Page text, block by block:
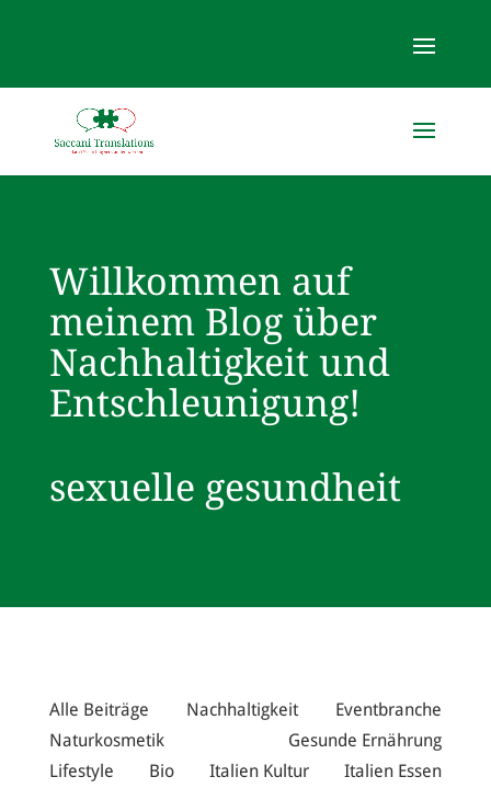
Willkommen auf
meinem Blog über
Nachhaltigkeit und
Entschleunigung!
sexuelle gesundheit
Alle Beiträge Nachhaltigkeit
Eventbranche
Naturkosmetik
Gesunde Ernährung
Lifestyle
Bio Italien Kultur Italien Essen